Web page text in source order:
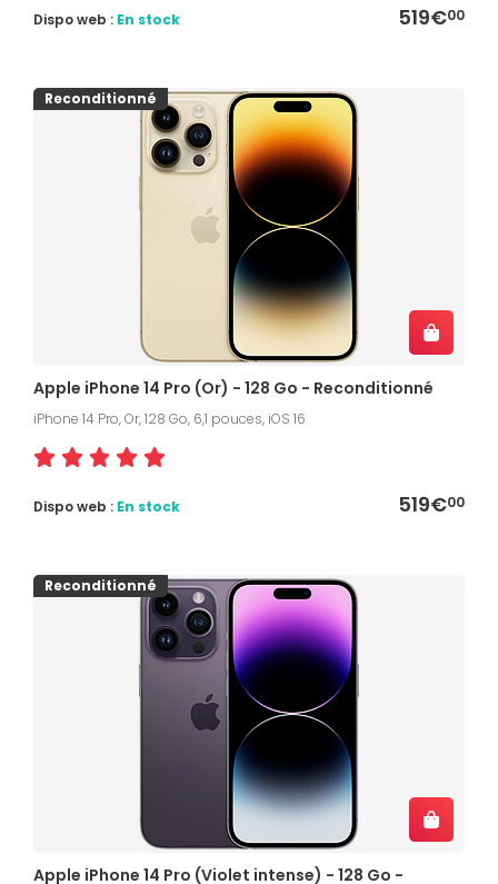
519€00
Dispo web : En stock
Reconditionné
Apple iPhone 14 Pro (Or) - 128 Go - Reconditionné
iPhone 14 Pro, Or, 128 Go, 6,1 pouces, iOS 16
519€00
Dispo web : En stock
Reconditionné
Apple iPhone 14 Pro (Violet intense) - 128 Go -